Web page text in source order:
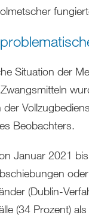
Situation der
der
Beobachters.
Januar 2021
(Dublin-
(34 Prozent)